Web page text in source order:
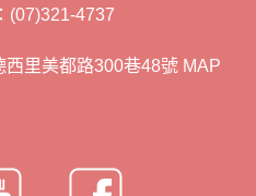
4737
里美都路300巷48號 MAP